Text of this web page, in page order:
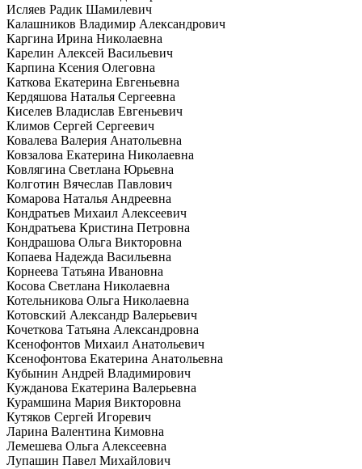
Исляев Радик Шамилевич
Калашников Владимир Александрович
Каргина Ирина Николаевна
Карелин Алексей Васильевич
Карпина Ксения Олеговна
Каткова Екатерина Евгеньевна
Кердяшова Наталья Сергеевна
Киселев Владислав Евгеньевич
Климов Сергей Сергеевич
Ковалева Валерия Анатольевна
Ковзалова Екатерина Николаевна
Ковлягина Светлана Юрьевна
Колготин Вячеслав Павлович
Комарова Наталья Андреевна
Кондратьев Михаил Алексеевич
Кондратьева Кристина Петровна
Кондрашова Ольга Викторовна
Копаева Надежда Васильевна
Корнеева Татьяна Ивановна
Косова Светлана Николаевна
Котельникова Ольга Николаевна
Котовский Александр Валерьевич
Кочеткова Татьяна Александровна
Ксенофонтов Михаил Анатольевич
Ксенофонтова Екатерина Анатольевна
Кубынин Андрей Владимирович
Кужданова Екатерина Валерьевна
Курамшина Мария Викторовна
Кутяков Сергей Игоревич
Ларина Валентина Кимовна
Лемешева Ольга Алексеевна
Лупашин Павел Михайлович